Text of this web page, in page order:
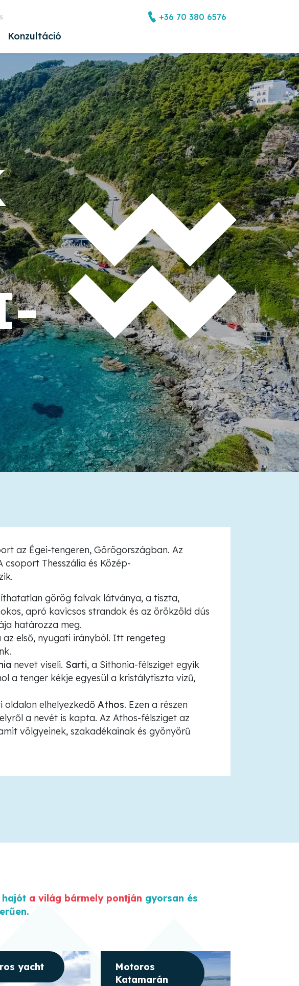
+36 70 380 6576
Konzultáció
az Égei-tengeren, Görögországban. Az
csoport Thesszália és Közép-
görög falvak látványa, a tiszta,
apró kavicsos strandok és az örökzöld dús
határozza meg.
az első, nyugati irányból. Itt rengeteg
nevet viseli. Sarti, a Sithonia-félsziget egyik
a tenger kékje egyesül a kristálytiszta vizű,
oldalon elhelyezkedőAthos. Ezen a részen
a nevét is kapta. Az Athos-félsziget az
völgyeinek, szakadékainak és gyönyörű
hajót a világ bármely pontján gyorsan és
.
yacht
Motoros
Katamarán